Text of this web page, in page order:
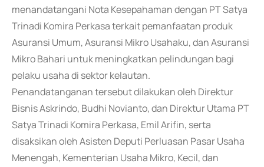
menandatangani Nota Kesepahaman dengan PT Satya
Trinadi Komira Perkasa terkait pemanfaatan produk
Asuransi Umum, Asuransi Mikro Usahaku, dan Asuransi
Mikro Bahari untuk meningkatkan pelindungan bagi
pelaku usaha di sektor kelautan.
Penandatanganan tersebut dilakukan oleh Direktur
Bisnis Askrindo, Budhi Novianto, dan Direktur Utama PT
Satya Trinadi Komira Perkasa, Emil Arifin, serta
disaksikan oleh Asisten Deputi Perluasan Pasar Usaha
Menengah, Kementerian Usaha Mikro, Kecil, dan